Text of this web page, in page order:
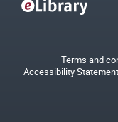
Terms and
Accessibility Statement